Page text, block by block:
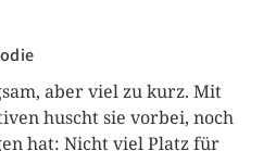
aber viel zu kurz. Mit
huscht sie vorbei, noch
hat: Nicht viel Platz für